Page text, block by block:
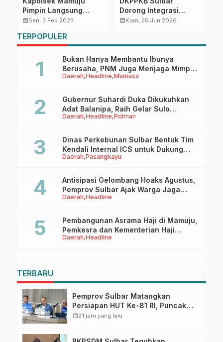
Pimpin Langsung
Penanganan Kasus
Bambu
calendar_monthSen, 3 Feb 2025
Dorong Integrasi
Program dan
Tingkatkan Capaian
CKG Pasangkayu
calendar_monthKam, 25 Jun 2026
TERPOPULER
Daerah Headline Mamasa
Bukan Hanya Membantu Ibunya
Berusaha, PNM Juga Menjaga Mimpi
Anaknya Untuk Menggapai Cita-Cita
Daerah Headline Polman
Gubernur Suhardi Duka Dikukuhkan
Adat Balanipa, Raih Gelar Sulo
Tappidena
Daerah Pasangkayu
Dinas Perkebunan Sulbar Bentuk Tim
Kendali Internal ICS untuk Dukung
Sertifikasi ISPO Pekebun di
Daerah Headline
Antisipasi Gelombang Hoaks Agustus,
Pemprov Sulbar Ajak Warga Jaga
Ruang Digital
Daerah Headline
Pembangunan Asrama Haji di Mamuju,
Pemkesra dan Kementerian Haji
Sulbar Tinjau Lokasi
TERBARU
Pemprov Sulbar Matangkan
Persiapan HUT Ke-81 RI, Puncak
Upacara di Lapangan Ahmad
calendar_month21 jam yang lalu